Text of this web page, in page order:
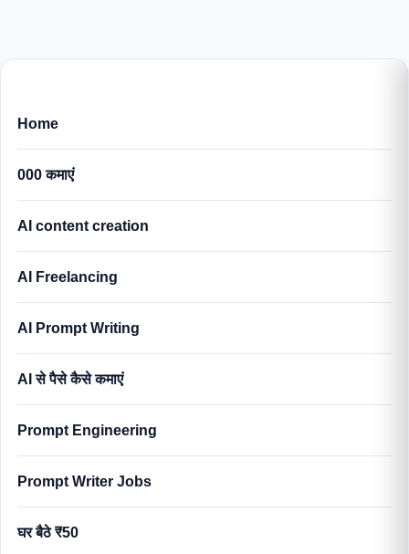
Home
000 कमाएं
AI content creation
AI Freelancing
AI Prompt Writing
AI से पैसे कैसे कमाएं
Prompt Engineering
Prompt Writer Jobs
घर बैठे ₹50